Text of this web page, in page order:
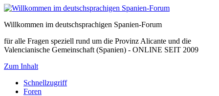
Willkommen im deutschsprachigen Spanien-Forum
für alle Fragen speziell rund um die Provinz Alicante und die
Valencianische Gemeinschaft (Spanien) - ONLINE SEIT 2009
Zum Inhalt
Schnellzugriff
Foren